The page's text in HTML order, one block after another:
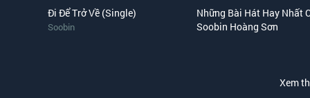
Đi Để Trở Về (Single)
Soobin
Những Bài Hát Hay Nhất
Soobin Hoàng Sơn
Xem